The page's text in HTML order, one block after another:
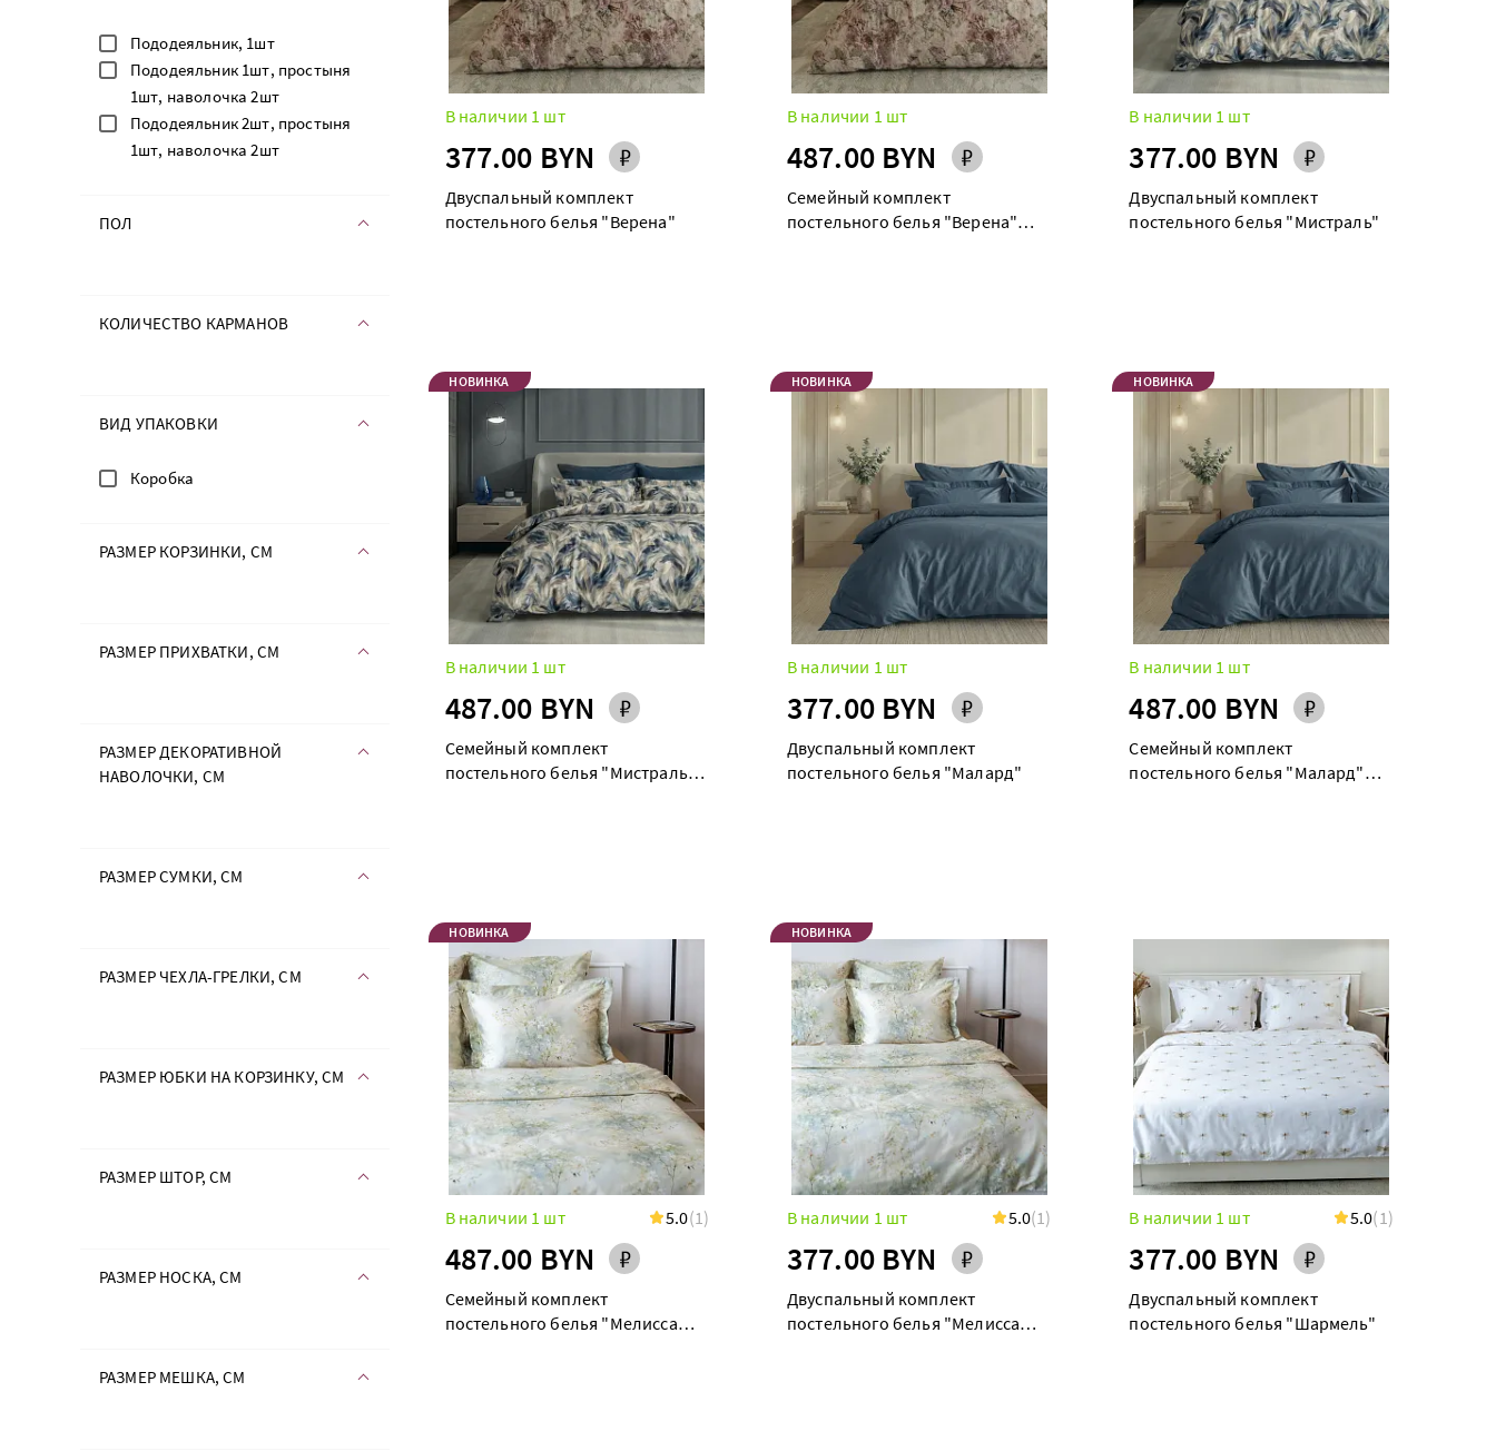
Пододеяльник, 1шт
Пододеяльник 1шт, простыня
1шт, наволочка 2шт
Пододеяльник 2шт, простыня
1шт, наволочка 2шт
ПОЛ
КОЛИЧЕСТВО КАРМАНОВ
ВИД УПАКОВКИ
Коробка
РАЗМЕР КОРЗИНКИ, СМ
РАЗМЕР ПРИХВАТКИ, СМ
РАЗМЕР ДЕКОРАТИВНОЙ
НАВОЛОЧКИ, СМ
РАЗМЕР СУМКИ, СМ
РАЗМЕР ЧЕХЛА-ГРЕЛКИ, СМ
РАЗМЕР ЮБКИ НА КОРЗИНКУ, СМ
РАЗМЕР ШТОР, СМ
РАЗМЕР НОСКА, СМ
РАЗМЕР МЕШКА, СМ
В наличии 1 шт
377.00 BYN
Двуспальный комплект
постельного белья "Верена"
В наличии 1 шт
487.00 BYN
Семейный комплект
постельного белья "Верена"
В наличии 1 шт
377.00 BYN
Двуспальный комплект
постельного белья "Мистраль"
НОВИНКА
В наличии 1 шт
487.00 BYN
Семейный комплект
постельного белья "Мистраль"
НОВИНКА
В наличии 1 шт
377.00 BYN
Двуспальный комплект
постельного белья "Малард"
НОВИНКА
В наличии 1 шт
487.00 BYN
Семейный комплект
постельного белья "Малард"
НОВИНКА
В наличии 1 шт 5.0(1)
487.00 BYN
Семейный комплект
постельного белья "Мелисса
НОВИНКА
В наличии 1 шт 5.0(1)
377.00 BYN
Двуспальный комплект
постельного белья "Мелисса
В наличии 1 шт 5.0(1)
377.00 BYN
Двуспальный комплект
постельного белья "Шармель"